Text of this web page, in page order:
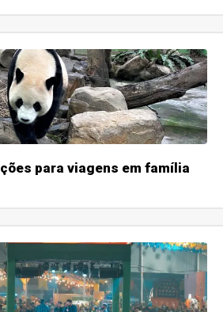
para viagens em família